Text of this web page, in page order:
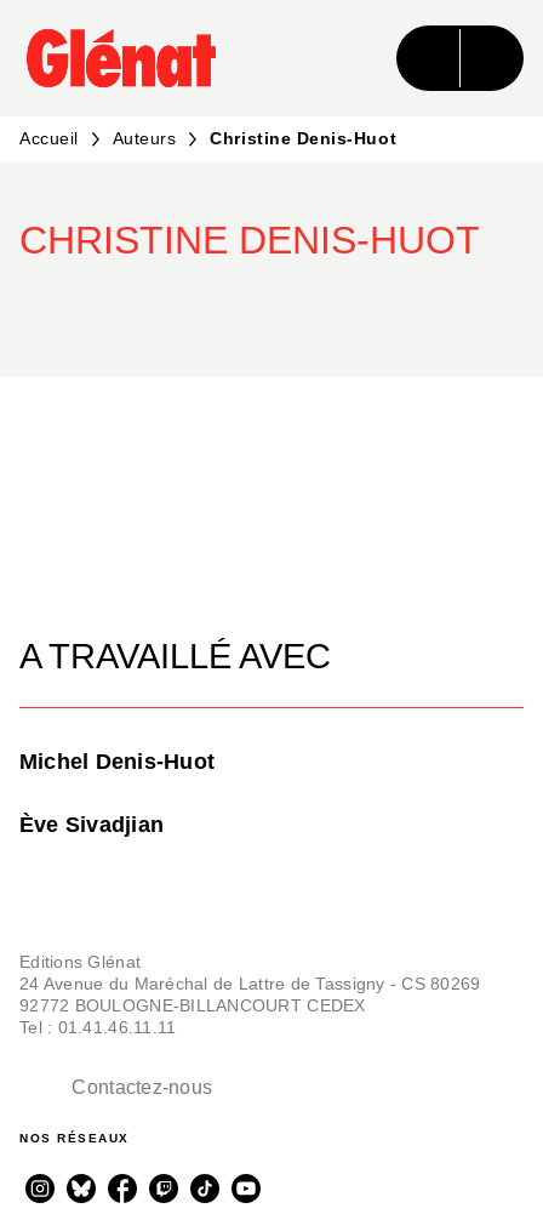
MENU RECHERCHE CONTENU
PIED DE PAGE
Accueil Auteurs Christine Denis-Huot
CHRISTINE DENIS-HUOT
A TRAVAILLÉ AVEC
Michel Denis-Huot
Ève Sivadjian
Editions Glénat
24 Avenue du Maréchal de Lattre de Tassigny - CS 80269
92772 BOULOGNE-BILLANCOURT CEDEX
Tel : 01.41.46.11.11
Contactez-nous
NOS RÉSEAUX